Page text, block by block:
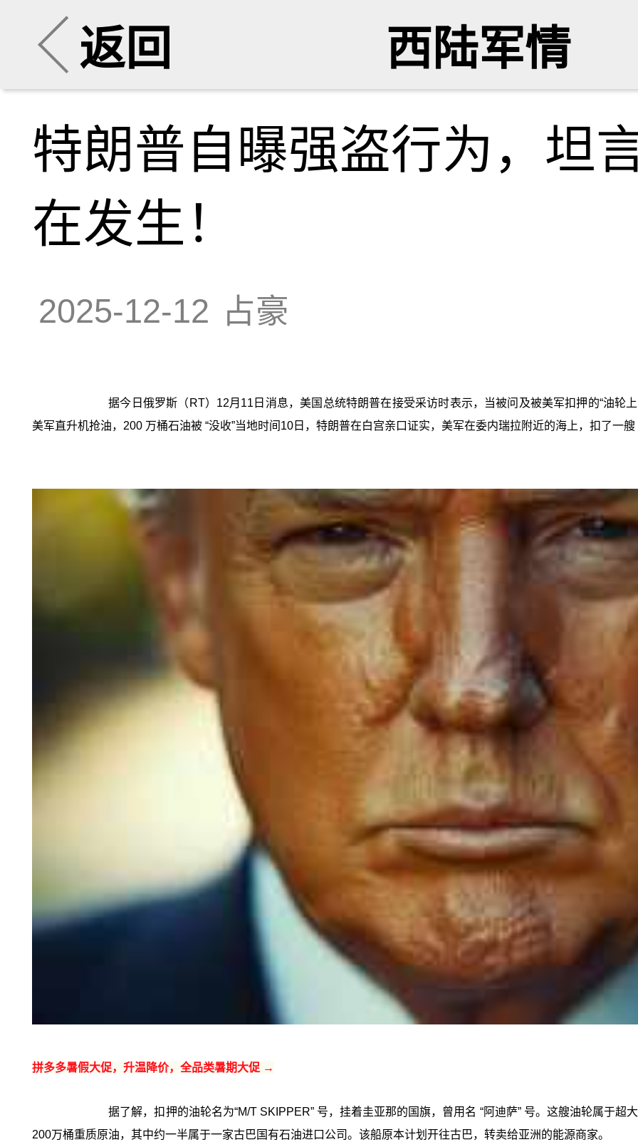
返回 西陆军情
特朗普自曝强盗行为，坦
在发生！
2025-12-12 占豪
据今日俄罗斯（RT）12月11日消息，美国总统特朗普在接受采访时表示，当被问及被美军扣押的“油轮
美军直升机抢油，200 万桶石油被 “没收”当地时间10日，特朗普在白宫亲口证实，美军在委内瑞拉附近的海上，扣了一艘
拼多多暑假大促，升温降价，全品类暑期大促 →
据了解，扣押的油轮名为“M/T SKIPPER” 号，挂着圭亚那的国旗，曾用名 “阿迪萨” 号。这艘油轮属于
200万桶重质原油，其中约一半属于一家古巴国有石油进口公司。该船原本计划开往古巴，转卖给亚洲的能源商家。